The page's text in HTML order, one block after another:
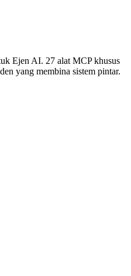
Ejen AI. 27 alat MCP khusus
yang membina sistem pintar.